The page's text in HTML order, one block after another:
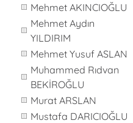
Mehmet AKINCIOĞLU
Mehmet Aydın
YILDIRIM
Mehmet Yusuf ASLAN
Muhammed Rıdvan
BEKİROĞLU
Murat ARSLAN
Mustafa DARICIOĞLU